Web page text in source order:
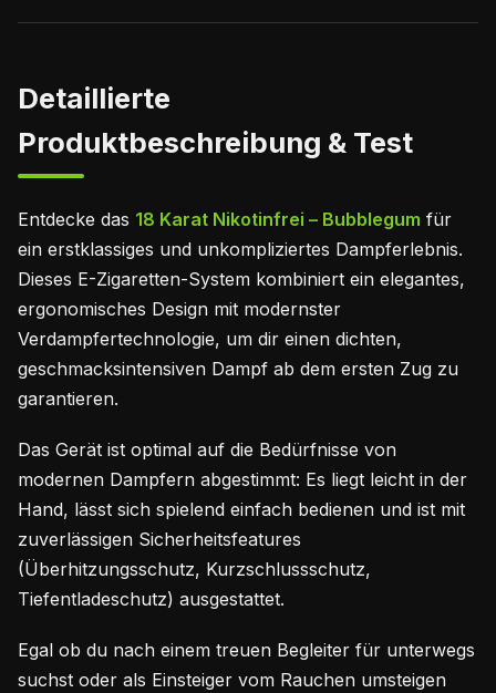
Detaillierte
Produktbeschreibung & Test
Entdecke das 18 Karat Nikotinfrei – Bubblegum für
ein erstklassiges und unkompliziertes Dampferlebnis.
Dieses E-Zigaretten-System kombiniert ein elegantes,
ergonomisches Design mit modernster
Verdampfertechnologie, um dir einen dichten,
geschmacksintensiven Dampf ab dem ersten Zug zu
garantieren.
Das Gerät ist optimal auf die Bedürfnisse von
modernen Dampfern abgestimmt: Es liegt leicht in der
Hand, lässt sich spielend einfach bedienen und ist mit
zuverlässigen Sicherheitsfeatures
(Überhitzungsschutz, Kurzschlussschutz,
Tiefentladeschutz) ausgestattet.
Egal ob du nach einem treuen Begleiter für unterwegs
suchst oder als Einsteiger vom Rauchen umsteigen